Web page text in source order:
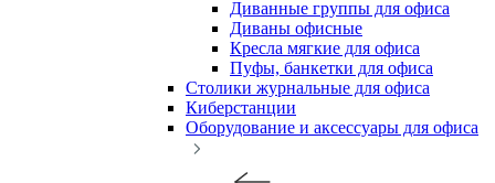
Диванные группы для офиса
Диваны офисные
Кресла мягкие для офиса
Пуфы, банкетки для офиса
Столики журнальные для офиса
Киберстанции
Оборудование и аксессуары для офиса